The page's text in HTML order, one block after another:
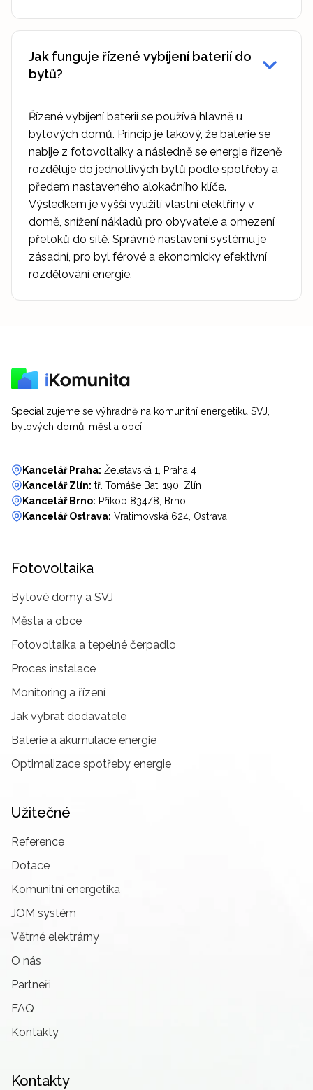
Jak funguje řízené vybíjení baterií do
bytů?
Řízené vybíjení baterií se používá hlavně u
bytových domů. Princip je takový, že baterie se
nabije z fotovoltaiky a následně se energie řízeně
rozděluje do jednotlivých bytů podle spotřeby a
předem nastaveného alokačního klíče.
Výsledkem je vyšší využití vlastní elektřiny v
domě, snížení nákladů pro obyvatele a omezení
přetoků do sítě. Správné nastavení systému je
zásadní, pro byl férové a ekonomicky efektivní
rozdělování energie.
Specializujeme se výhradně na komunitní energetiku SVJ,
bytových domů, měst a obcí.
Kancelář Praha: Želetavská 1, Praha 4
Kancelář Zlín: tř. Tomáše Bati 190, Zlín
Kancelář Brno: Příkop 834/8, Brno
Kancelář Ostrava: Vratimovská 624, Ostrava
Fotovoltaika
Bytové domy a SVJ
Města a obce
Fotovoltaika a tepelné čerpadlo
Proces instalace
Monitoring a řízení
Jak vybrat dodavatele
Baterie a akumulace energie
Optimalizace spotřeby energie
Užitečné
Reference
Dotace
Komunitní energetika
JOM systém
Větrné elektrárny
O nás
Partneři
FAQ
Kontakty
Kontakty